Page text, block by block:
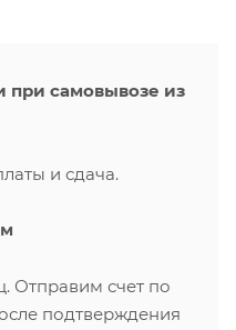
при самовывозе из
и сдача.
Отправим счет по
подтверждения